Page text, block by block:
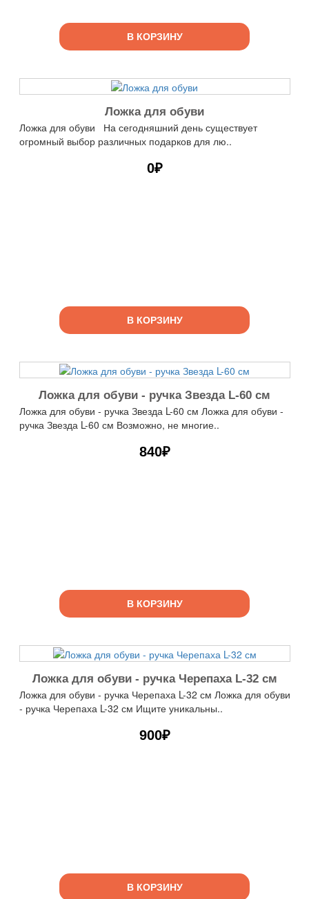
В КОРЗИНУ
Ложка для обуви
Ложка для обуви На сегодняшний день существует
огромный выбор различных подарков для лю..
0₽
В КОРЗИНУ
Ложка для обуви - ручка Звезда L-60 см
Ложка для обуви - ручка Звезда L-60 см Ложка для обуви -
ручка Звезда L-60 см Возможно, не многие..
840₽
В КОРЗИНУ
Ложка для обуви - ручка Черепаха L-32 см
Ложка для обуви - ручка Черепаха L-32 см Ложка для обуви
- ручка Черепаха L-32 см Ищите уникальны..
900₽
В КОРЗИНУ